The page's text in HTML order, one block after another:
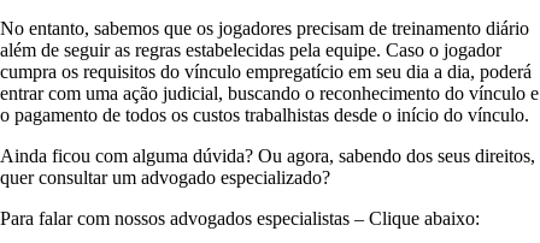
No entanto, sabemos que os jogadores precisam de treinamento diário
além de seguir as regras estabelecidas pela equipe. Caso o jogador
cumpra os requisitos do vínculo empregatício em seu dia a dia, poderá
entrar com uma ação judicial, buscando o reconhecimento do vínculo e
o pagamento de todos os custos trabalhistas desde o início do vínculo.
Ainda ficou com alguma dúvida? Ou agora, sabendo dos seus direitos,
quer consultar um advogado especializado?
Para falar com nossos advogados especialistas – Clique abaixo: